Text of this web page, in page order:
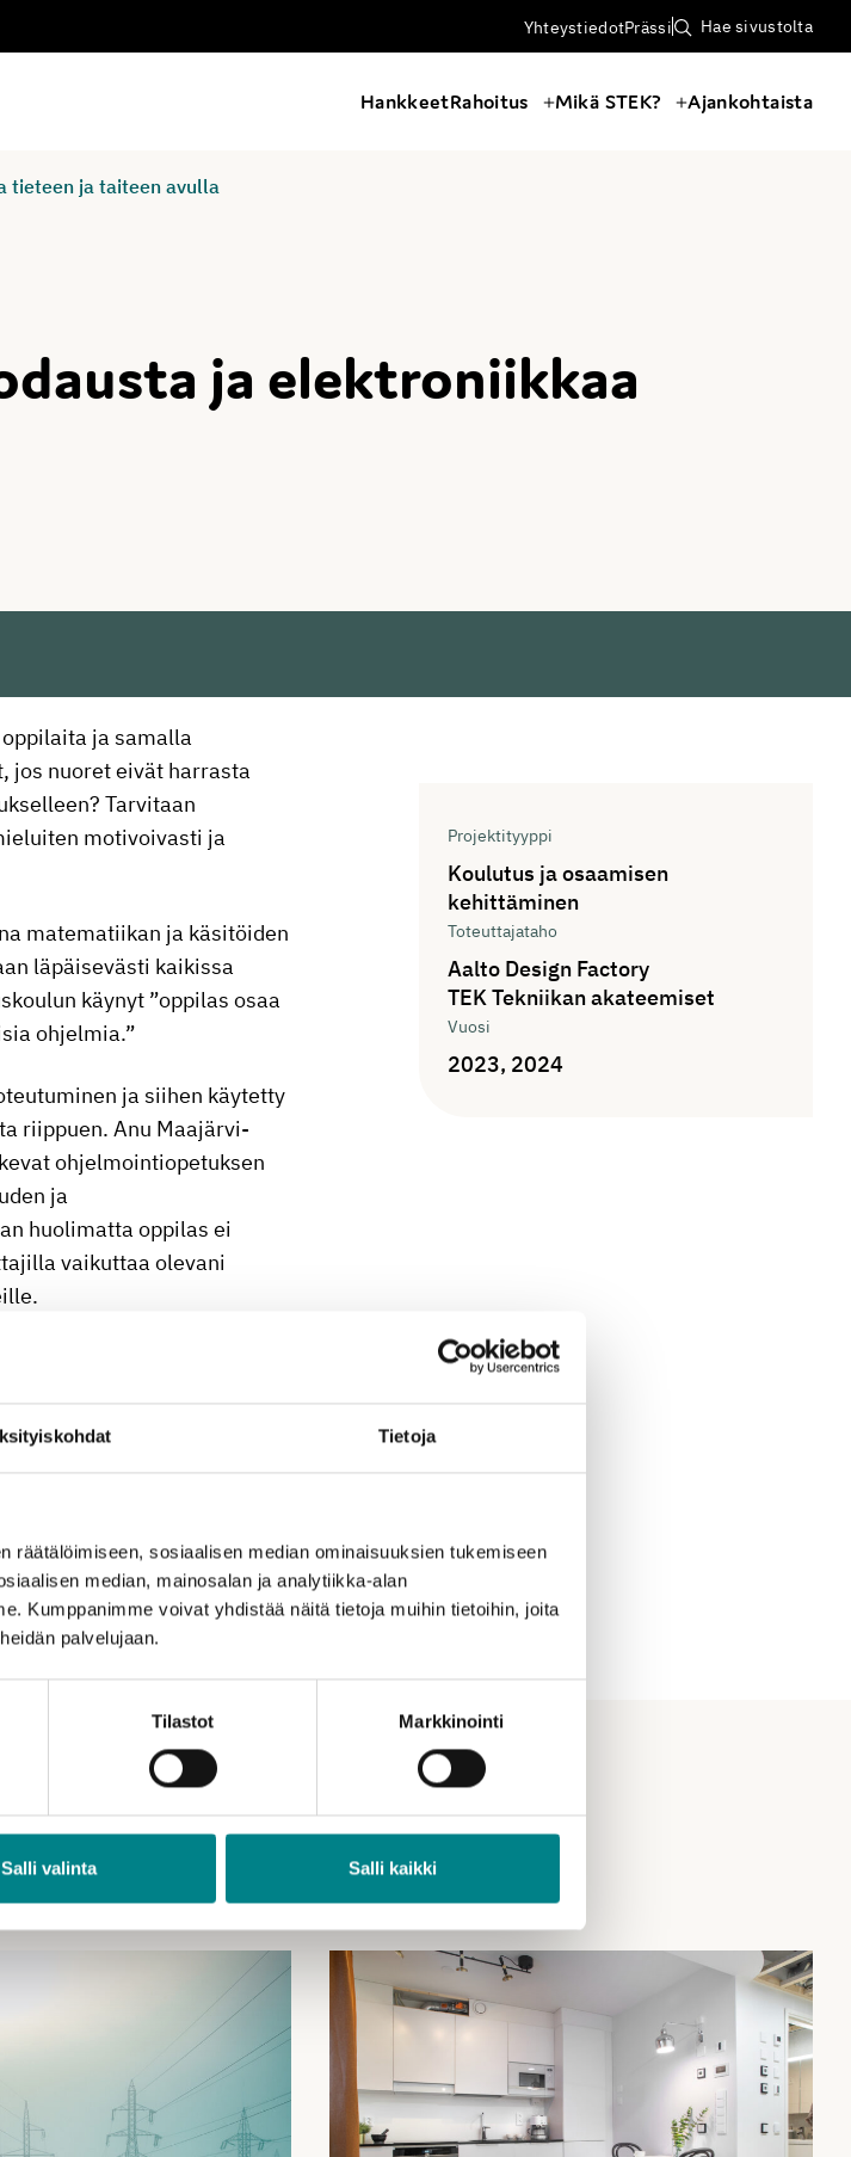
Tietoja
räätälöimiseen, sosiaalisen median ominaisuuksien tukemiseen
median, mainosalan ja analytiikka-alan
Kumppanimme voivat yhdistää näitä tietoja muihin tietoihin, joita
palvelujaan.
Tilastot Markkinointi
Salli valinta Salli kaikki
YhteystiedotPrässi Hae sivustolta
HankkeetRahoitus Mikä STEK? Ajankohtaista
tieteen ja taiteen avulla
ja elektroniikkaa
ja samalla
jos nuoret eivät harrasta
Tarvitaan
motivoivasti ja
matematiikan ja käsitöiden
läpäisevästi kaikissa
käynyt ”oppilas osaa
ohjelmia.”
ja siihen käytetty
riippuen. Anu Maajärvi-
ohjelmointiopetuksen
ja
huolimatta oppilas ei
vaikuttaa olevani
opetuksen
ja käytännön
tuleville kollegoilleen.
kansalaistaitona. On hyvä
ja mihin niiden
lisätä lukiolaisten
Samalla lukiolaisten
koululla.
Tiedot
Projektityyppi
Koulutus ja osaamisen
kehittäminen
Toteuttajataho
Aalto Design Factory
TEK Tekniikan akateemiset
Vuosi
2023, 2024